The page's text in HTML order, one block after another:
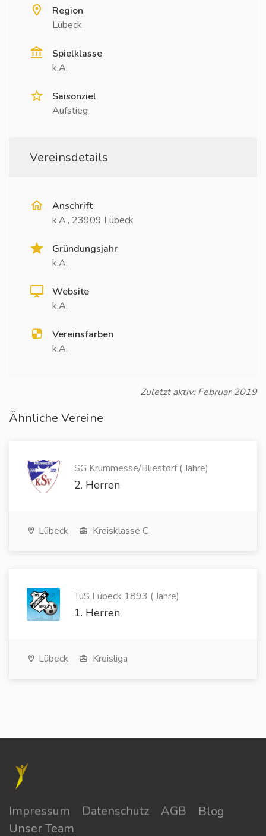
Region
Lübeck
Spielklasse
k.A.
Saisonziel
Aufstieg
Vereinsdetails
Anschrift
k.A., 23909 Lübeck
Gründungsjahr
k.A.
Website
k.A.
Vereinsfarben
k.A.
Zuletzt aktiv: Februar 2019
Ähnliche Vereine
SG Krummesse/Bliestorf ( Jahre)
2. Herren
Lübeck Kreisklasse C
TuS Lübeck 1893 ( Jahre)
1. Herren
Lübeck Kreisliga
Impressum Datenschutz AGB
Blog
Unser Team